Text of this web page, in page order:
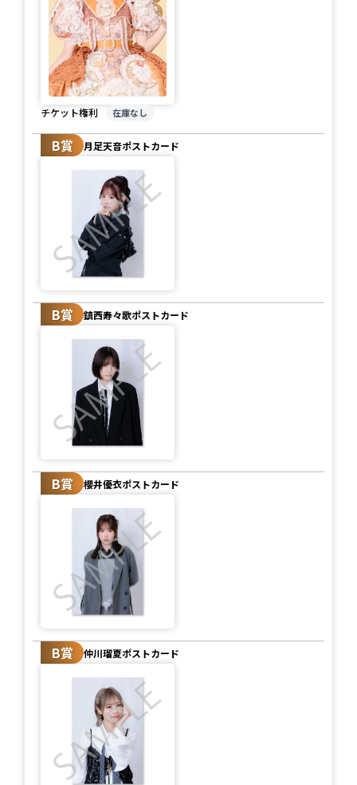
チケット権利 在庫なし
B賞 月足天音ポストカード
B賞 鎮西寿々歌ポストカード
B賞 櫻井優衣ポストカード
B賞 仲川瑠夏ポストカード